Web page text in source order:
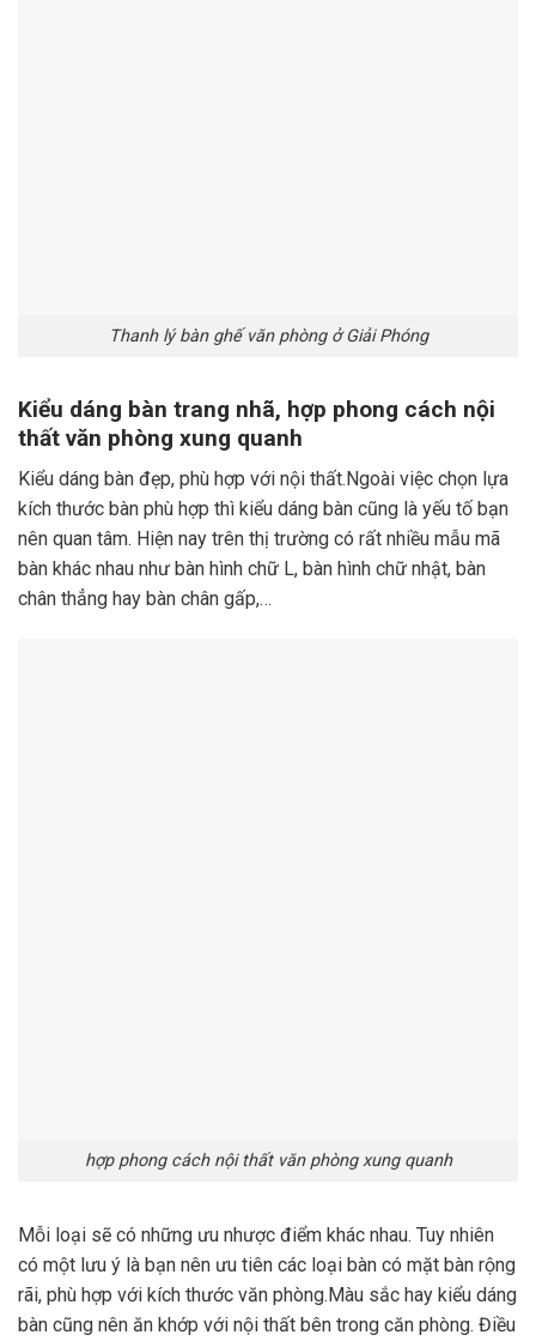
Thanh lý bàn ghế văn phòng ở Giải Phóng
Kiểu dáng bàn trang nhã, hợp phong cách nội
thất văn phòng xung quanh
Kiểu dáng bàn đẹp, phù hợp với nội thất.Ngoài việc chọn lựa
kích thước bàn phù hợp thì kiểu dáng bàn cũng là yếu tố bạn
nên quan tâm. Hiện nay trên thị trường có rất nhiều mẫu mã
bàn khác nhau như bàn hình chữ L, bàn hình chữ nhật, bàn
chân thẳng hay bàn chân gấp,…
hợp phong cách nội thất văn phòng xung quanh
Mỗi loại sẽ có những ưu nhược điểm khác nhau. Tuy nhiên
có một lưu ý là bạn nên ưu tiên các loại bàn có mặt bàn rộng
rãi, phù hợp với kích thước văn phòng.Màu sắc hay kiểu dáng
bàn cũng nên ăn khớp với nội thất bên trong căn phòng. Điều